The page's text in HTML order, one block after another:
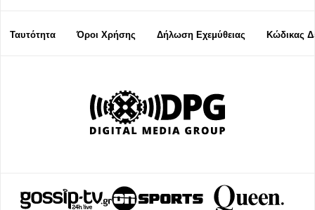
Ταυτότητα Όροι Χρήσης Δήλωση Εχεμύθειας Κώδικας